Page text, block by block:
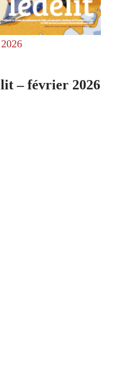
– février 2026